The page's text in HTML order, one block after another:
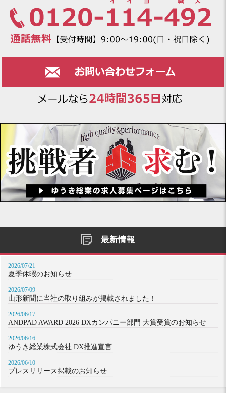
最新情報
2026/07/21
夏季休暇のお知らせ
2026/07/09
山形新聞に当社の取り組みが掲載されました！
2026/06/17
ANDPAD AWARD 2026 DXカンパニー部門 大賞受賞のお知らせ
2026/06/16
ゆうき総業株式会社 DX推進宣言
2026/06/10
プレスリリース掲載のお知らせ